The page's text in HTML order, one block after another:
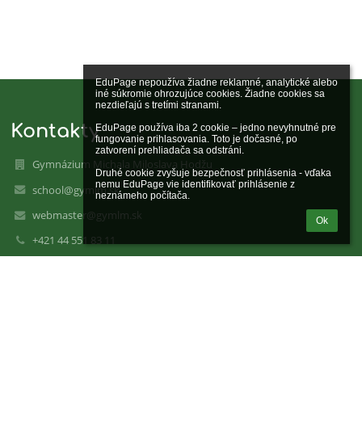
EduPage nepoužíva žiadne reklamné, analytické alebo
iné súkromie ohrozujúce cookies. Žiadne cookies sa
nezdieľajú s tretími stranami.
EduPage používa iba 2 cookie – jedno nevyhnutné pre
fungovanie prihlasovania. Toto je dočasné, po
zatvorení prehliadača sa odstráni.
Druhé cookie zvyšuje bezpečnosť prihlásenia - vďaka
nemu EduPage vie identifikovať prihlásenie z
neznámeho počítača.
Ok
Kontakty
Gymnázium Michala Miloslava Hodžu
school@gymlm.sk
webmaster@gymlm.sk
+421 44 551 83 11